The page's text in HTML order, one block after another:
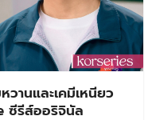
านและเคมีเหนียว
ซีรีส์ออริจินัล